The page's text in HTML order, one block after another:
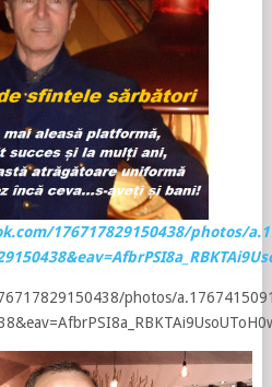
176717829150438/photos/
photos/